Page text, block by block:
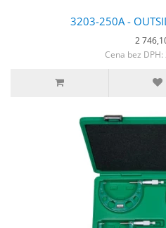
3203-250A -
2
Cena bez DPH: